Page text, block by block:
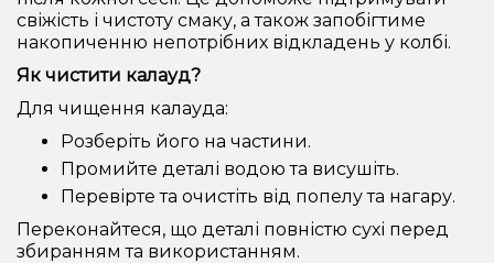
свіжість і чистоту смаку, а також запобігтиме
накопиченню непотрібних відкладень у колбі.
Як чистити калауд?
Для чищення калауда:
Розберіть його на частини.
Промийте деталі водою та висушіть.
Перевірте та очистіть від попелу та нагару.
Переконайтеся, що деталі повністю сухі перед
збиранням та використанням.